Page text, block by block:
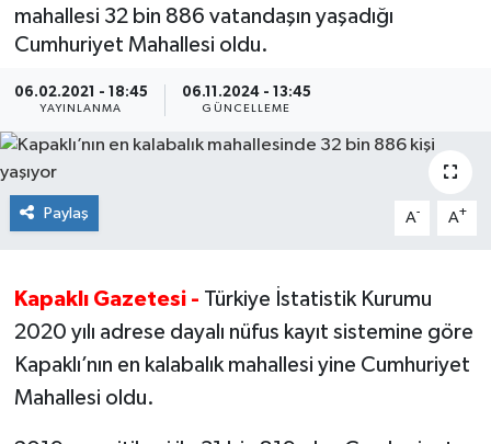
mahallesi 32 bin 886 vatandaşın yaşadığı
Cumhuriyet Mahallesi oldu.
06.02.2021 - 18:45
YAYINLANMA
06.11.2024 - 13:45
GÜNCELLEME
Paylaş A- A+
Kapaklı Gazetesi - Türkiye İstatistik Kurumu
2020 yılı adrese dayalı nüfus kayıt sistemine göre
Kapaklı’nın en kalabalık mahallesi yine Cumhuriyet
Mahallesi oldu.
Resmi Reklamlar
Ekonomi
Sağlık
Yaşam
Son Dakika Haberleri
Haber Arşivi